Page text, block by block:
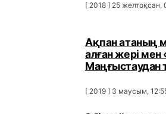
[ 2018 ] 25 желтоқсан,
Ақпан атаның
алған жері мен
Маңғыстаудан
[ 2019 ] 3 маусым,